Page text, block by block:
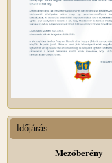
Időjárás
Mezőberény